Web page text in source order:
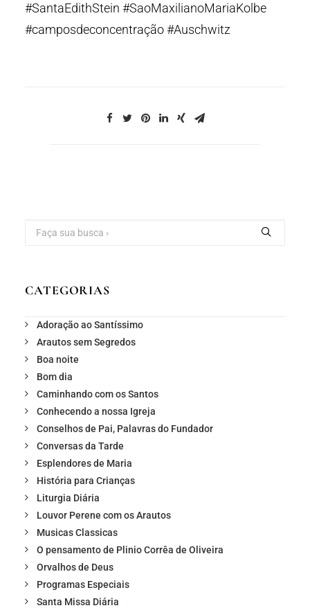
#SantaEdithStein #SaoMaxilianoMariaKolbe
#camposdeconcentração #Auschwitz
CATEGORIAS
Adoração ao Santíssimo
Arautos sem Segredos
Boa noite
Bom dia
Caminhando com os Santos
Conhecendo a nossa Igreja
Conselhos de Pai, Palavras do Fundador
Conversas da Tarde
Esplendores de Maria
História para Crianças
Liturgia Diária
Louvor Perene com os Arautos
Musicas Classicas
O pensamento de Plinio Corrêa de Oliveira
Orvalhos de Deus
Programas Especiais
Santa Missa Diária